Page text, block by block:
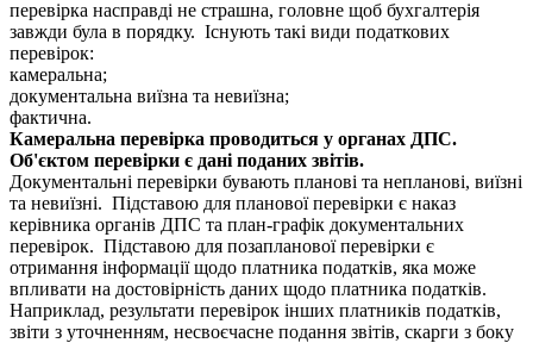
перевірка насправді не страшна, головне щоб бухгалтерія
завжди була в порядку. Існують такі види податкових
перевірок:
камеральна;
документальна виїзна та невиїзна;
фактична.
Камеральна перевірка проводиться у органах ДПС.
Об'єктом перевірки є дані поданих звітів.
Документальні перевірки бувають планові та непланові, виїзні
та невиїзні. Підставою для планової перевірки є наказ
керівника органів ДПС та план-графік документальних
перевірок. Підставою для позапланової перевірки є
отримання інформації щодо платника податків, яка може
впливати на достовірність даних щодо платника податків.
Наприклад, результати перевірок інших платників податків,
звіти з уточненням, несвоєчасне подання звітів, скарги з боку